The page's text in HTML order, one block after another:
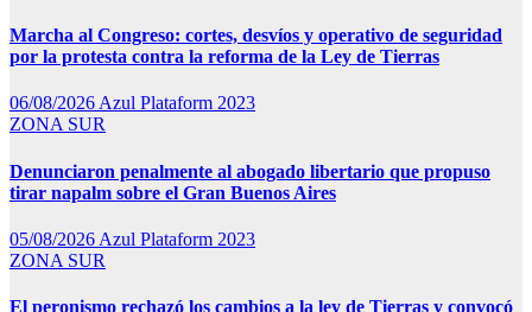
Marcha al Congreso: cortes, desvíos y operativo de seguridad
por la protesta contra la reforma de la Ley de Tierras
06/08/2026Azul Plataform 2023
ZONA SUR
Denunciaron penalmente al abogado libertario que propuso
tirar napalm sobre el Gran Buenos Aires
05/08/2026 Azul Plataform 2023
ZONA SUR
El peronismo rechazó los cambios a la ley de Tierras y convocó